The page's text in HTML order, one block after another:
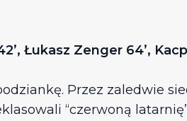
Łukasz Zenger 64’,
Przez zaledwie
“czerwoną